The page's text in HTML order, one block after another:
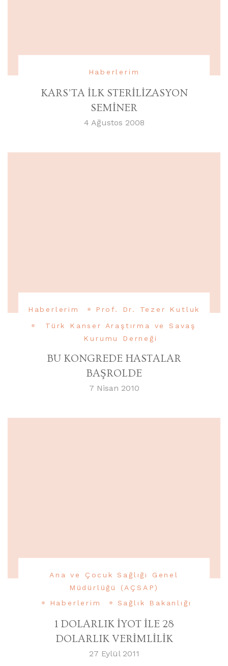
Haberlerim
KARS’TA İLK STERİLİZASYON
SEMİNER
4 Ağustos 2008
Haberlerim
Prof. Dr. Tezer Kutluk
Türk Kanser Araştırma ve Savaş
Kurumu Derneği
BU KONGREDE HASTALAR
BAŞROLDE
7 Nisan 2010
Ana ve Çocuk Sağlığı Genel
Müdürlüğü (AÇSAP)
Haberlerim
Sağlık Bakanlığı
1 DOLARLIK İYOT İLE 28
DOLARLIK VERİMLİLİK
27 Eylül 2011